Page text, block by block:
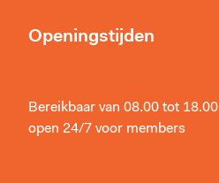
Openingstijden
Bereikbaar van 08.00 tot 18.00
open 24/7 voor members